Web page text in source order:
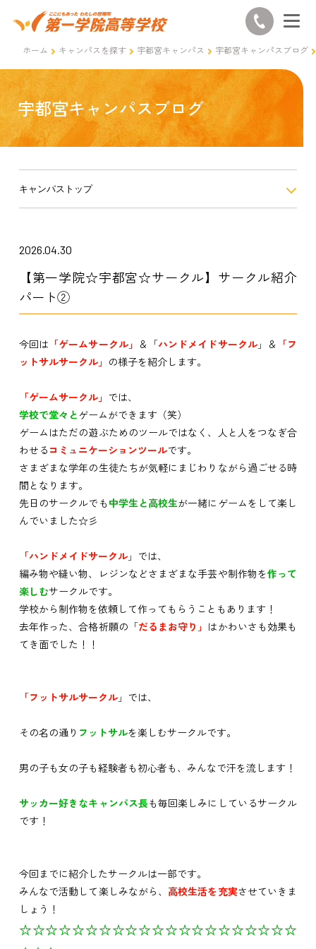
ホーム キャンパスを探す 宇都宮キャンパス 宇都宮キャンパスブログ
宇都宮キャンパスブログ
キャンパストップ
2026.04.30
【第一学院☆宇都宮☆サークル】サークル紹介
パート②
今回は 「ゲームサークル」 ＆ 「ハンドメイドサークル」 ＆ 「フ
ットサルサークル」 の様子を紹介します。
「ゲームサークル」 では、
学校で堂々とゲームができます（笑）
ゲームはただの遊ぶためのツールではなく、人と人をつなぎ合
わせる コミュニケーションツールです。
さまざまな学年の生徒たちが気軽にまじわりながら過ごせる時
間となります。
先日のサークルでも 中学生と高校生が一緒にゲームをして楽し
んでいました☆彡
「ハンドメイドサークル」 では、
編み物や縫い物、レジンなどさまざまな手芸や制作物を作って
楽しむサークルです。
学校から制作物を依頼して作ってもらうこともあります！
去年作った、合格祈願の 「だるまお守り」 はかわいさも効果も
てき面でした！！
「フットサルサークル」 では、
その名の通り フットサルを楽しむサークルです。
男の子も女の子も経験者も初心者も、みんなで汗を流します！
サッカー好きなキャンパス長も毎回楽しみにしているサークル
です！
今回までに紹介したサークルは一部です。
みんなで活動して楽しみながら、 高校生活を充実させていきま
しょう！
☆☆☆☆☆☆☆☆☆☆☆☆☆☆☆☆☆☆☆☆☆